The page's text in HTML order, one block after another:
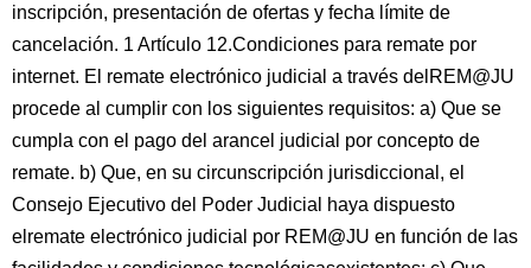
inscripción, presentación de ofertas y fecha límite de
cancelación. 1 Artículo 12.Condiciones para remate por
internet. El remate electrónico judicial a través delREM@JU
procede al cumplir con los siguientes requisitos: a) Que se
cumpla con el pago del arancel judicial por concepto de
remate. b) Que, en su circunscripción jurisdiccional, el
Consejo Ejecutivo del Poder Judicial haya dispuesto
elremate electrónico judicial por REM@JU en función de las